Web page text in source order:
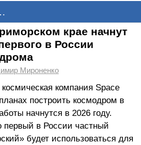
крае начнут
в России
Мироненко
компания Space
построить космодром в
начнутся в 2026 году.
первый в России частный
будет использоваться для